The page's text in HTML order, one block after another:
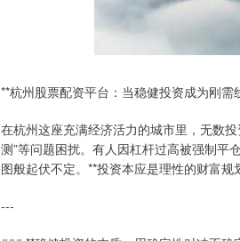
**杭州股票配资平台：当稳健投资成为刚
在杭州这座充满经济活力的城市里，无数
测”等问题困扰。有人因杠杆过高被强制平
图般起伏不定。**投资本应是理性的财富
---